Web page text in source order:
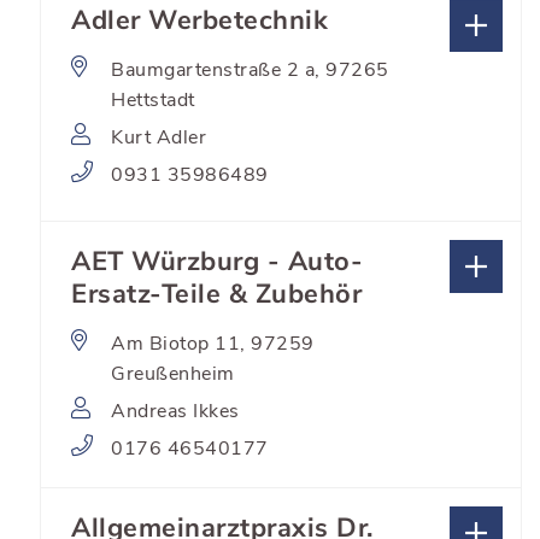
Adler Werbetechnik
Baumgartenstraße 2 a, 97265
Hettstadt
Kurt Adler
0931 35986489
AET Würzburg - Auto-
Ersatz-Teile & Zubehör
Am Biotop 11, 97259
Greußenheim
Andreas Ikkes
0176 46540177
Allgemeinarztpraxis Dr.